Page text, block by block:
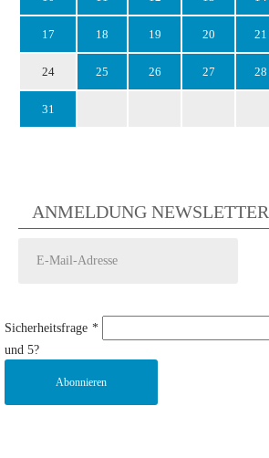
17 18 19 20 21
24 25 26 27 28
31
ANMELDUNG NEWSLETTER
Sicherheitsfrage *
und 5?
Abonnieren